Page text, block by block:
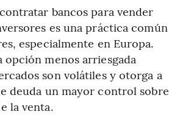
bancos para vender
es una práctica común
especialmente en Europa.
opción menos arriesgada
son volátiles y otorga a
deuda un mayor control sobre
la venta.